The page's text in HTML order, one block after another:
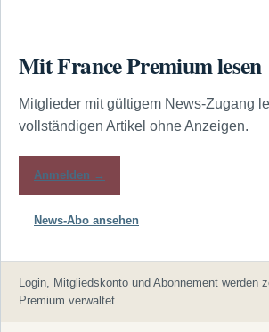
Mit France Premium lesen
Mitglieder mit gültigem News-Zugang
vollständigen Artikel ohne Anzeigen.
Anmelden →
News-Abo ansehen
Login, Mitgliedskonto und Abonnement werden
Premium verwaltet.